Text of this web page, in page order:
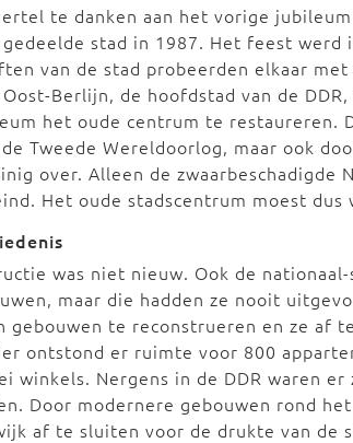
te danken aan het vorige
stad in 1987. Het feest werd
van de stad probeerden elkaar
Berlijn, de hoofdstad van de
het oude centrum te restaureren.
Tweede Wereldoorlog, maar ook
over. Alleen de zwaarbeschadigde
Het oude stadscentrum moest dus
was niet nieuw. Ook de
maar die hadden ze nooit
gebouwen te reconstrueren en ze af
ontstond er ruimte voor 800
winkels. Nergens in de DDR waren
Door modernere gebouwen rond
af te sluiten voor de drukte van de